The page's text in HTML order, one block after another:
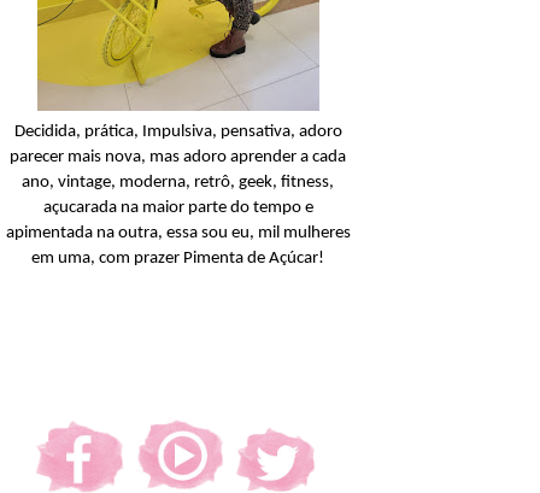
Decidida, prática, Impulsiva, pensativa, adoro
parecer mais nova, mas adoro aprender a cada
ano, vintage, moderna, retrô, geek, fitness,
açucarada na maior parte do tempo e
apimentada na outra, essa sou eu, mil mulheres
em uma, com prazer Pimenta de Açúcar!